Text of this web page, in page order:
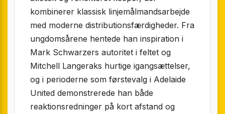
kombinerer klassisk linje­målmands­arbejde
med moderne distributionsfærdigheder. Fra
ungdomsårene hentede han inspiration i
Mark Schwarzers autoritet i feltet og
Mitchell Langeraks hurtige igangsættelser,
og i perioderne som førstevalg i Adelaide
United demonstrerede han både
reaktionsredninger på kort afstand og